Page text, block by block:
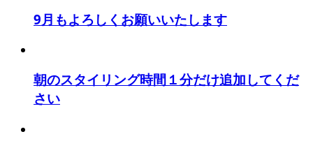
9月もよろしくお願いいたします
朝のスタイリング時間１分だけ追加してくだ
さい